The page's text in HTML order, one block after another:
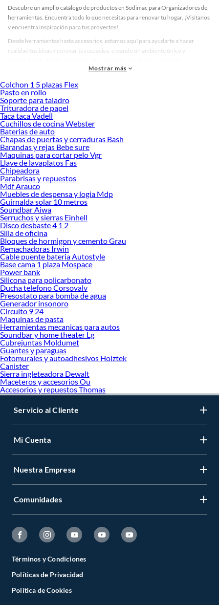
Descubre un amplio catálogo de productos en Sodimac para Organizadores de
herramientas. Encuentra todo lo que necesitas para renovar tu hogar. ¡Visítanos
y encuentra inspiración para tus proyectos!
Desde herramientas hasta accesorios, estamos aquí para ayudarte a hacer
realidad tus ideas y renovar tus espacios, creando un ambiente único y
accesorios de calidad que te ayudarán a crear un espacio más tú.
Desde remodelaciones hasta proyectos de decoración, estamos aquí para hacer
tus ideas realidad. ¡Visítanos y encuentra todo lo que tenemos para ofrecerte en
Organizadores de herramientas!
Explora la variedad de productos de Organizadores de herramientas en
Sodimac
Herramientas, materiales y accesorios de calidad para tus proyectos y
renovación de espacios. ¡Visítanos y descubre todo lo que tenemos para
ofrecerte!
Encuentra una amplia variedad de productos de Organizadores de
herramientas en Sodimac. Encuentra todo lo necesario para tus proyectos de
renovación y decoración. ¡Visítanos y haz tus ideas realidad!
Mostrar más
Colchon 1 5 plazas Flex
Pasto en rollo
Soporte para taladro
Trituradora de papel
Taca taca Vadell
Cuchillos de cocina Webster
Baterias de auto
Chapas de puertas y cerraduras Bash
Barandas y rejas Bebe sure
Maquinas para cortar pelo Vgr
Llave de lavaplatos Fas
Chipeadora
Parabrisas y repuestos
Mdf Arauco
Muebles de despensa y logia Mdp
Guirnalda solar 10 metros
Soundbar Aiwa
Serruchos y sierras Einhell
Disco desbaste 4 1 2
Silla de oficina
Bloques de hormigon y cemento Grau
Remachadoras Irwin
Cable puente bateria Autostyle
Base cama 1 plaza Mospace
Power bank
Silicona para policarbonato
Ducha telefono Corsovalv
Presostato para bomba de agua
Generador insonoro
Circuito 9 24
Maquinas de pasta
Herramientas mecanicas para autos
Soundbar y home theater Lg
Cubrejuntas Moldumet
Guantes y paraguas
Fotomurales y autoadhesivos Holztek
Canister
Sierra ingleteadora Dewalt
Maceteros y accesorios Ou
Accesorios y repuestos Thomas
Servicio al Cliente
Mi Cuenta
Nuestra Empresa
Comunidades
Términos y Condiciones
Políticas de Privacidad
Política de Cookies